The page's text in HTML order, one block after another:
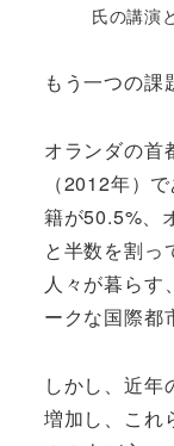
氏の講演
もう一つの課
オランダの首
（2012年）
籍が50.5%、
と半数を割っ
人々が暮らす
ークな国際都
しかし、近年
増加し、これ